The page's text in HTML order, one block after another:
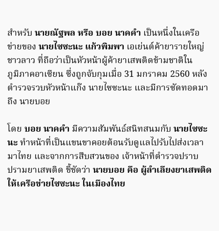
สำหรับ นายณัฐพล หรือ บอย นาคคำ เป็นหนึ่งในเครือ
ข่ายของ นายไซซะนะ แก้วพิมพา เอเย่นต์ค้ายารายใหญ่
ชาวลาว ที่ถือว่าเป็นหัวหน้าผู้ค้ายาเสพติดข้ามชาติใน
ภูมิภาคอาเซียน ซึ่งถูกจับกุมเมื่อ 31 มกราคม 2560 หลัง
ตำรวจรวบหัวหน้าแก๊ง นายไซซะนะ และมีการซัดทอดมา
ถึง นายบอย
โดย บอย นาคคำ มีความสัมพันธ์สนิทสนมกับ นายไซซะ
นะทำหน้าที่เป็นแขนขาคอยต้อนรับดูแลไปรับไปส่งเวลา
มาไทย และจากการสืบสวนของ เจ้าหน้าที่ตำรวจปราบ
ปรามยาเสพติด ชี้ชัดว่า นายบอย คือ ผู้ลำเลียงยาเสพติด
ให้เครือข่ายไซซะนะ ในเมืองไทย